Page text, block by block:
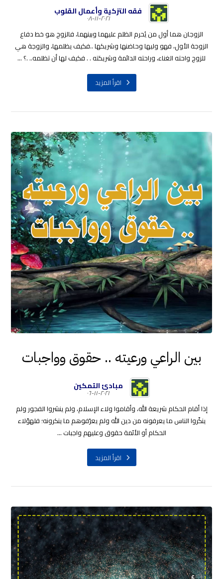
فقه التزكية وأعمال القلوب
٢٠٢١-١١-٠٨
الزوجان هما أول من يُحرم الظلم عليهما وبينهما، فالزوج هو خط دفاع
الزوجة الأول، فهو وليها وحاضنها وشريكها ..فكيف يظلمها، والزوجة هي
للزوج واحته الغناء، وراحته الدائمة وشريكته . . فكيف لها أن تظلمه.. .؟ ...
اقرأ المزيد
بين الراعي ورعيته .. حقوق وواجبات
مبادئ التمكين
٢٠٢١-١١-٠٦
إذا أقام الحكام شريعة الله، وأقاموا ولاء الإسلام، ولم ينشروا الفجور ولم
ينكّروا الناس ما يعرفونه من دين الله ولم يعرّفوهم ما ينكرونه؛ فلهؤلاء
الحكام أو الأئمة حقوق وعليهم واجبات ...
اقرأ المزيد